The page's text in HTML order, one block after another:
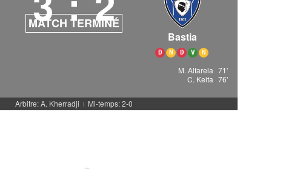
MATCH TERMINÉ
Bastia
D N D V N
M. Alfarela 71'
C. Keita 76'
Arbitre: A. Kherradji | Mi-temps: 2-0